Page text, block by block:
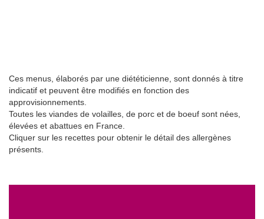
Ces menus, élaborés par une diététicienne, sont donnés à titre
indicatif et peuvent être modifiés en fonction des
approvisionnements.
Toutes les viandes de volailles, de porc et de boeuf sont nées,
élevées et abattues en France.
Cliquer sur les recettes pour obtenir le détail des allergènes
présents.